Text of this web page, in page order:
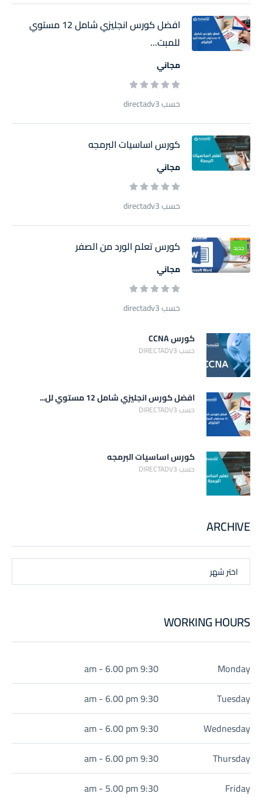
افضل كورس انجليزي شامل 12 مستوي
للمبت...
مجاني
حسب directadv3
كورس اساسيات البرمجه
مجاني
حسب directadv3
جديد كورس تعلم الورد من الصفر
مجاني
حسب directadv3
كورس CCNA
حسب DIRECTADV3
افضل كورس انجليزي شامل 12 مستوي لل...
حسب DIRECTADV3
كورس اساسيات البرمجه
حسب DIRECTADV3
ARCHIVE
اختر شهر
WORKING HOURS
Monday
9:30 am - 6.00 pm
Tuesday
9:30 am - 6.00 pm
Wednesday
9:30 am - 6.00 pm
Thursday
9:30 am - 6.00 pm
Friday
9:30 am - 5.00 pm